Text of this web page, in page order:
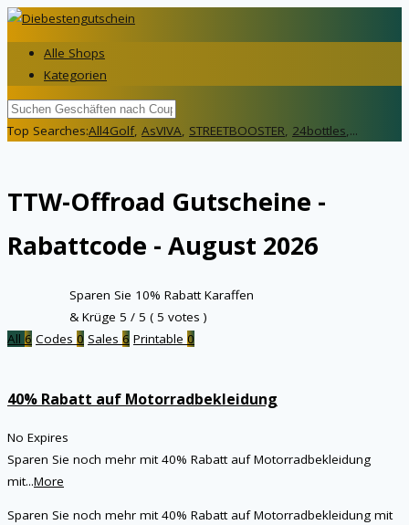
Alle Shops
Kategorien
Top Searches:All4Golf, AsVIVA, STREETBOOSTER, 24bottles,...
TTW-Offroad Gutscheine -
Rabattcode - August 2026
Sparen Sie 10% Rabatt Karaffen
& Krüge 5 / 5 ( 5 votes )
All 6 Codes 0 Sales 6 Printable 0
40% Rabatt auf Motorradbekleidung
No Expires
Sparen Sie noch mehr mit 40% Rabatt auf Motorradbekleidung
mit...More
Sparen Sie noch mehr mit 40% Rabatt auf Motorradbekleidung mit